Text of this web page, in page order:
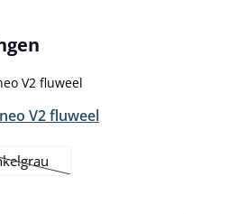
V2 fluweel
niet beschikbaar.)
(Deze optie is momenteel niet beschikbaar.)